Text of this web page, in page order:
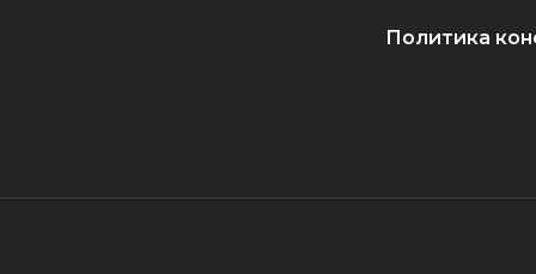
Политика